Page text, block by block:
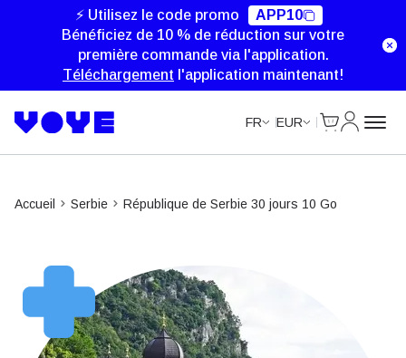
⚡ Utilisez le code promo
APP10
Bénéficiez de 10 % de réduction sur votre
première commande via l'application.
Téléchargement l'application maintenant!
FR EUR
Accueil Serbie République de Serbie 30 jours 10 Go